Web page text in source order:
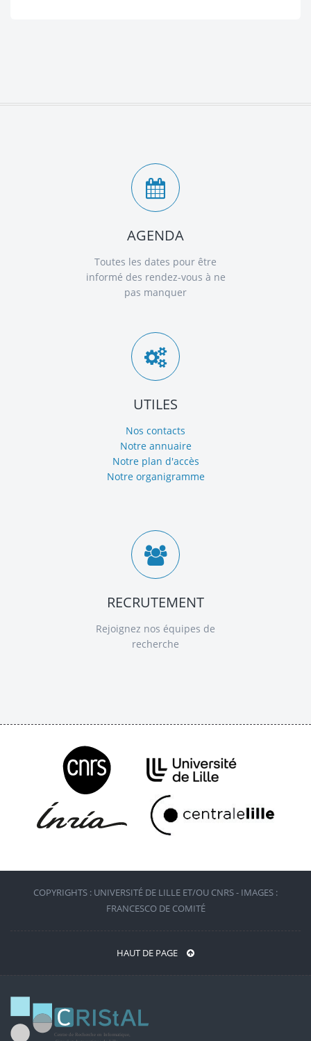
AGENDA
Toutes les dates pour être
informé des rendez-vous à ne
pas manquer
UTILES
Nos contacts
Notre annuaire
Notre plan d'accès
Notre organigramme
RECRUTEMENT
Rejoignez nos équipes de
recherche
COPYRIGHTS : UNIVERSITÉ DE LILLE ET/OU CNRS - IMAGES :
FRANCESCO DE COMITÉ
HAUT DE PAGE